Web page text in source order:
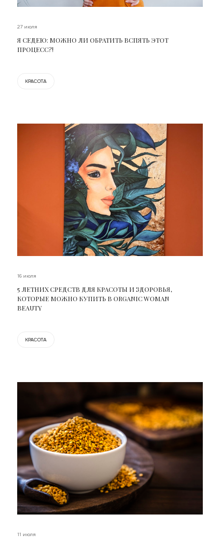
27 июля
Я СЕДЕЮ: МОЖНО ЛИ ОБРАТИТЬ ВСПЯТЬ ЭТОТ
ПРОЦЕСС?!
КРАСОТА
16 июля
5 ЛЕТНИХ СРЕДСТВ ДЛЯ КРАСОТЫ И ЗДОРОВЬЯ,
КОТОРЫЕ МОЖНО КУПИТЬ В ORGANIC WOMAN
BEAUTY
КРАСОТА
11 июля